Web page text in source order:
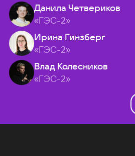
Данила Четвериков
«ГЭС-2»
Ирина Гинзберг
«ГЭС-2»
Влад Колесников
«ГЭС-2»